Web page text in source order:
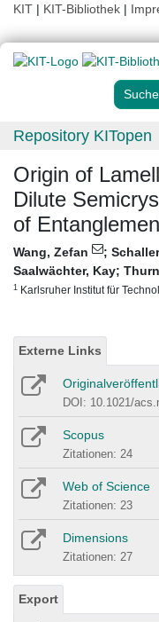
KIT | KIT-Bibliothek |
Repository KITopen
Origin of
Dilute
of
Wang, Zefan ;
Saalwächter, Kay;
1 Karlsruher Institut für
Externe Links
DOI: 10.1021/
Scopus
Zitationen: 24
Web of Science
Zitationen: 23
Dimensions
Zitationen: 27
Export